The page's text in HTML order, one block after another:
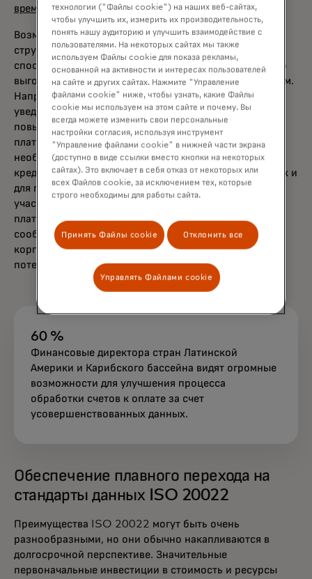
времениopens in a new tab
] и стандартов данных ISO 20022».
Возможность передавать и анализировать
структурированные транзакционные данные также
способствует большей автоматизации процессов, что
выгодно как банкам, так и их корпоративным клиентам.
Например, возможность отправки платежного
уведомления одновременно с кредитным переводом
повышает эффективность сквозной обработки
платежей, что сокращает время и ресурсы,
необходимые для управления дебиторской и
кредиторской задолженностью как для продавцов, так и
для покупателей. В обоих случаях банк будет
участвовать в новых платежных потоках или взимать
плату за услугу поэтапно. Действительно, потоки
сообщений ISO 20022, в которых участвуют
корпорации, предоставляют банкам наибольший
потенциал дохода.
60 %
Финансовые директора стран Латинской
Америки и Карибского бассейна видят огромные
возможности для улучшения процесса
обработки счетов к оплате за счет
усовершенствованных данных.
Обеспечение плавного перехода на
стандарты данных ISO 20022
Преимущества ISO 20022 могут быть очень
разнообразными, но они обычно накапливаются в
долгосрочной перспективе. Значительные
первоначальные инвестиции в стоимость и ресурсы
технологии ("Файлы cookie") на наших веб-сайтах,
чтобы улучшить их, измерить их производительность,
понять нашу аудиторию и улучшить взаимодействие с
пользователями. На некоторых сайтах мы также
используем Файлы cookie для показа рекламы,
основанной на активности и интересах пользователей
на сайте и других сайтах. Нажмите "Управление
файлами cookie" ниже, чтобы узнать, какие Файлы
cookie мы используем на этом сайте и почему. Вы
всегда можете изменить свои персональные
настройки согласия, используя инструмент
"Управление файлами cookie" в нижней части экрана
(доступно в виде ссылки вместо кнопки на некоторых
сайтах). Это включает в себя отказ от некоторых или
всех Файлов cookie, за исключением тех, которые
строго необходимы для работы сайта.
Принять Файлы cookie Отклонить все
Управлять Файлами cookie